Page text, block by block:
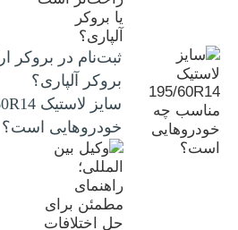
ثبت‌نام در بروکر
بروکر آلپاری؟
خودروهایی است؟